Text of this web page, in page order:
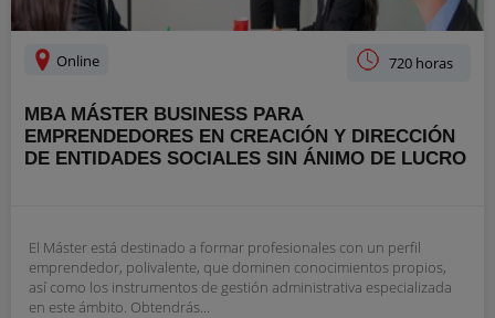
Online 720 horas
MBA MÁSTER BUSINESS PARA
EMPRENDEDORES EN CREACIÓN Y DIRECCIÓN
DE ENTIDADES SOCIALES SIN ÁNIMO DE LUCRO
El Máster está destinado a formar profesionales con un perfil
emprendedor, polivalente, que dominen conocimientos propios,
así como los instrumentos de gestión administrativa especializada
en este ámbito. Obtendrás...